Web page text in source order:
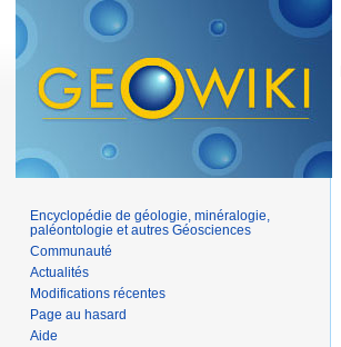
Encyclopédie de géologie, minéralogie,
paléontologie et autres Géosciences
Communauté
Actualités
Modifications récentes
Page au hasard
Aide